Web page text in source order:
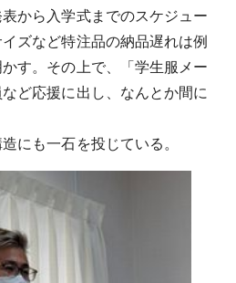
から入学式までのスケジュー
ズなど特注品の納品遅れは例
す。その上で、「学生服メー
ど応援に出し、なんとか間に
にも一石を投じている。